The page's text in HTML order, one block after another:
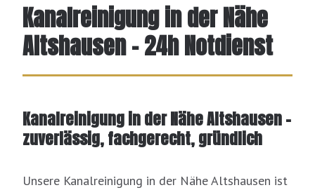
Kanalreinigung in der Nähe
Altshausen – 24h Notdienst
Kanalreinigung in der Nähe Altshausen –
zuverlässig, fachgerecht, gründlich
Unsere Kanalreinigung in der Nähe Altshausen ist